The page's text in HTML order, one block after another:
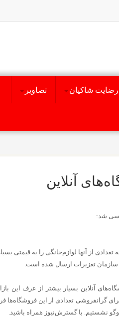
رضایت شاکیان تصاویر
آنلاین
شد:
از آنها لوازم‌خانگی را به قیمتی
سازمان تعزیرات ارسال شده است.
آنلاین بسیار بیشتر از عرف این
گرانفروشی تعدادی از این فروشگاه‌ها
نشستیم. با گسترش‌نیوز همراه باشید.